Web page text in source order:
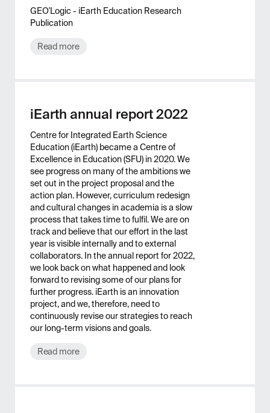
GEO'Logic - iEarth Education Research
Publication
Read more
iEarth annual report 2022
Centre for Integrated Earth Science
Education (iEarth) became a Centre of
Excellence in Education (SFU) in 2020. We
see progress on many of the ambitions we
set out in the project proposal and the
action plan. However, curriculum redesign
and cultural changes in academia is a slow
process that takes time to fulfil. We are on
track and believe that our effort in the last
year is visible internally and to external
collaborators. In the annual report for 2022,
we look back on what happened and look
forward to revising some of our plans for
further progress. iEarth is an innovation
project, and we, therefore, need to
continuously revise our strategies to reach
our long-term visions and goals.
Read more